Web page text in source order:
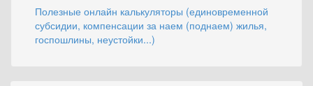
Полезные онлайн калькуляторы (единовременной
субсидии, компенсации за наем (поднаем) жилья,
госпошлины, неустойки...)